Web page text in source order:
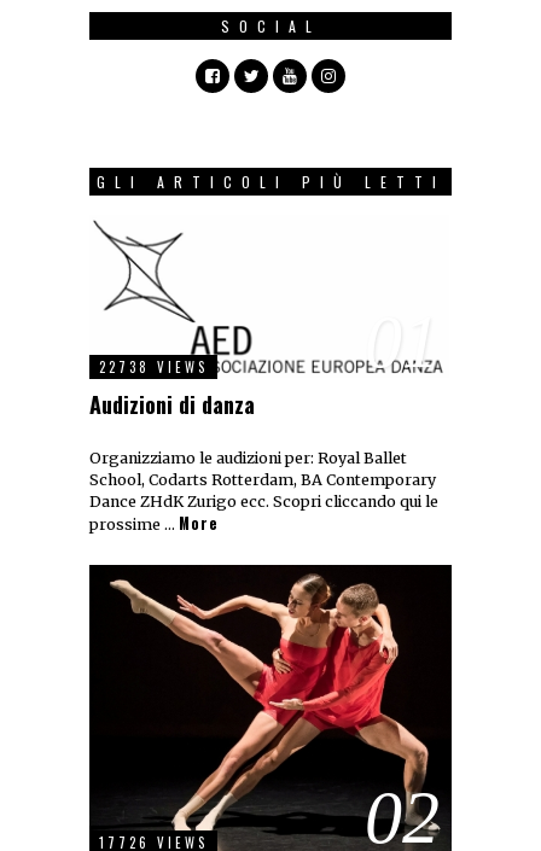
SOCIAL
GLI ARTICOLI PIÙ LETTI
01
22738 VIEWS
Audizioni di danza
Organizziamo le audizioni per: Royal Ballet
School, Codarts Rotterdam, BA Contemporary
Dance ZHdK Zurigo ecc. Scopri cliccando qui le
prossime … More
02
17726 VIEWS